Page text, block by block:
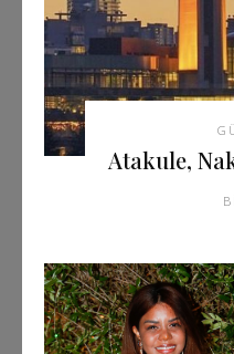
Atakule,